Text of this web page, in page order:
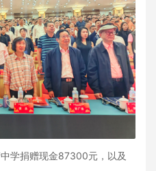
学捐赠现金87300元，以及